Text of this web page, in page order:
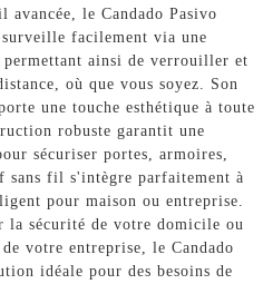
avancée, le Candado Pasivo
facilement via une
ainsi de verrouiller et
où que vous soyez. Son
une touche esthétique à toute
robuste garantit une
sécuriser portes, armoires,
sans fil s'intègre parfaitement à
pour maison ou entreprise.
la sécurité de votre domicile ou
votre entreprise, le Candado
idéale pour des besoins de